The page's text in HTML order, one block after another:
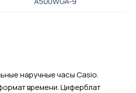
наручные часы Casio.
времени. Циферблат